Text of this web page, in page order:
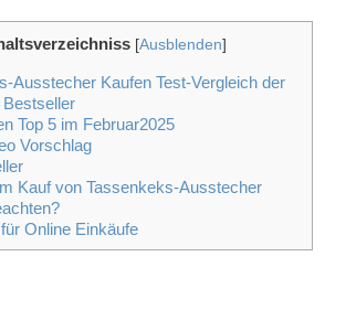
[Ausblenden]
Ausstecher Kaufen Test-Vergleich der
Bestseller
Top 5 im Februar2025
Vorschlag
Kauf von Tassenkeks-Ausstecher
Online Einkäufe